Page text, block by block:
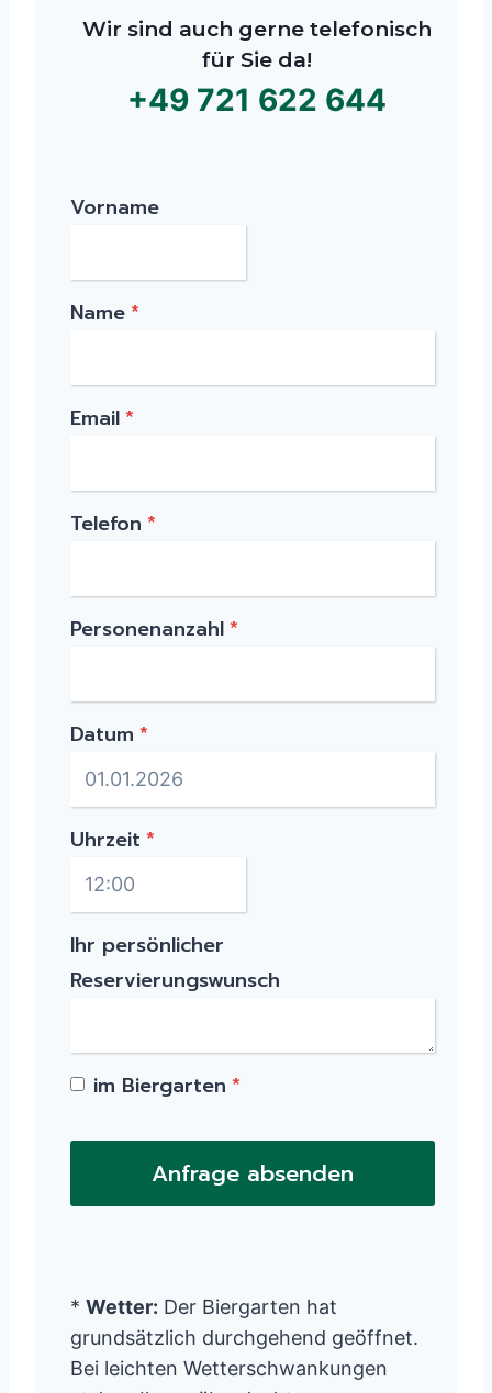
Wir sind auch gerne telefonisch
für Sie da!
+49 721 622 644
Vorname
Name*
Email*
Telefon *
Personenanzahl*
Datum *
Uhrzeit *
Ihr persönlicher
Reservierungswunsch
im Biergarten *
Anfrage absenden
* Wetter: Der Biergarten hat
grundsätzlich durchgehend geöffnet.
Bei leichten Wetterschwankungen